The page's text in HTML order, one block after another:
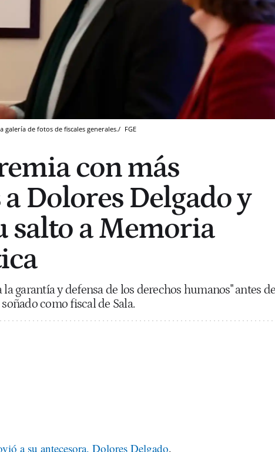
galería de fotos de fiscales generales./ FGE
con más
Dolores Delgado y
salto a Memoria
garantía y defensa de los derechos humanos" antes de
como fiscal de Sala.
a su antecesora, Dolores Delgado,